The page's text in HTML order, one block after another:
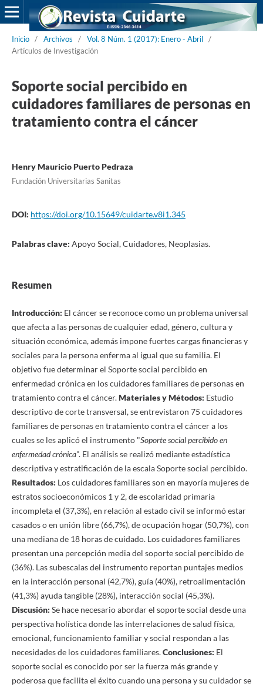
Inicio / Archivos / Vol. 8 Núm. 1 (2017): Enero - Abril /
Artículos de Investigación
Soporte social percibido en
cuidadores familiares de personas en
tratamiento contra el cáncer
Henry Mauricio Puerto Pedraza
Fundación Universitarias Sanitas
DOI: https://doi.org/10.15649/cuidarte.v8i1.345
Palabras clave: Apoyo Social, Cuidadores, Neoplasias.
Resumen
Introducción: El cáncer se reconoce como un problema universal
que afecta a las personas de cualquier edad, género, cultura y
situación económica, además impone fuertes cargas financieras y
sociales para la persona enferma al igual que su familia. El
objetivo fue determinar el Soporte social percibido en
enfermedad crónica en los cuidadores familiares de personas en
tratamiento contra el cáncer.Materiales yMétodos: Estudio
descriptivo de corte transversal, se entrevistaron 75 cuidadores
familiares de personas en tratamiento contra el cáncer a los
cuales se les aplicó el instrumento "Soporte social percibido en
enfermedad crónica". El análisis se realizó mediante estadística
descriptiva y estratificación de la escala Soporte social percibido.
Resultados: Los cuidadores familiares son en mayoría mujeres de
estratos socioeconómicos 1 y 2, de escolaridad primaria
incompleta el (37,3%), en relación al estado civil se informó estar
casados o en unión libre (66,7%), de ocupación hogar (50,7%), con
una mediana de 18 horas de cuidado. Los cuidadores familiares
presentan una percepción media del soporte social percibido de
(36%). Las subescalas del instrumento reportan puntajes medios
en la interacción personal (42,7%), guía (40%), retroalimentación
(41,3%) ayuda tangible (28%), interacción social (45,3%).
Discusión: Se hace necesario abordar el soporte social desde una
perspectiva holística donde las interrelaciones de salud física,
emocional, funcionamiento familiar y social respondan a las
necesidades de los cuidadores familiares.Conclusiones: El
soporte social es conocido por ser la fuerza más grande y
poderosa que facilita el éxito cuando una persona y su cuidador se